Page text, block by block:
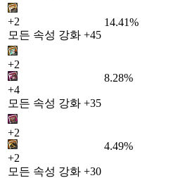
+2
모든 속성 강화 +45
14.41%
+2
+4
모든 속성 강화 +35
8.28%
+2
+2
모든 속성 강화 +30
4.49%